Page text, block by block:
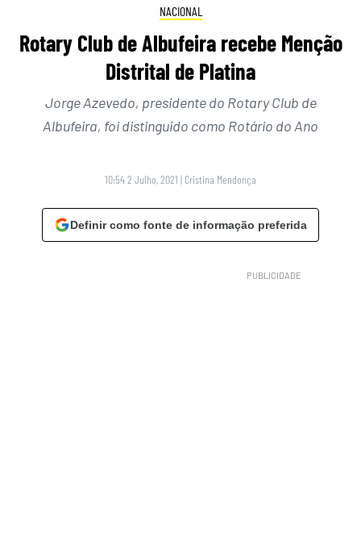
NACIONAL
Rotary Club de Albufeira recebe Menção
Distrital de Platina
Jorge Azevedo, presidente do Rotary Club de
Albufeira, foi distinguido como Rotário do Ano
10:54 2 Julho, 2021 | Cristina Mendonça
Definir como fonte de informação preferida